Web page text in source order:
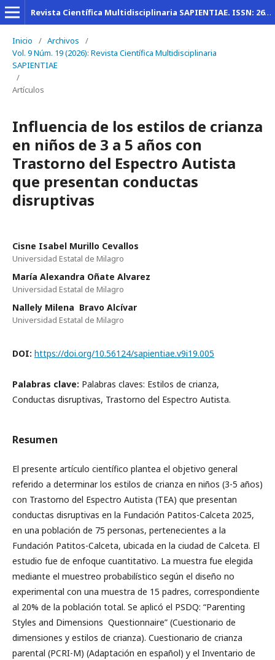
Revista Científica Multidisciplinaria SAPIENTIAE. ISSN: 2600-6030
Inicio / Archivos
/
Vol. 9 Núm. 19 (2026): Revista Científica Multidisciplinaria
SAPIENTIAE
/
Artículos
Influencia de los estilos de crianza
en niños de 3 a 5 años con
Trastorno del Espectro Autista
que presentan conductas
disruptivas
Cisne Isabel Murillo Cevallos
Universidad Estatal de Milagro
María Alexandra Oñate Alvarez
Universidad Estatal de Milagro
Nallely Milena Bravo Alcívar
Universidad Estatal de Milagro
DOI: https://doi.org/10.56124/sapientiae.v9i19.005
Palabras clave: Palabras claves: Estilos de crianza,
Conductas disruptivas, Trastorno del Espectro Autista.
Resumen
El presente artículo científico plantea el objetivo general
referido a determinar los estilos de crianza en niños (3-5 años)
con Trastorno del Espectro Autista (TEA) que presentan
conductas disruptivas en la Fundación Patitos-Calceta 2025,
en una población de 75 personas, pertenecientes a la
Fundación Patitos-Calceta, ubicada en la ciudad de Calceta. El
estudio fue de enfoque cuantitativo. La muestra fue elegida
mediante el muestreo probabilístico según el diseño no
experimental con una muestra de 15 padres, correspondiente
al 20% de la población total. Se aplicó el PSDQ: “Parenting
Styles and Dimensions Questionnaire” (Cuestionario de
dimensiones y estilos de crianza). Cuestionario de crianza
parental (PCRI-M) (Adaptación en español) y el Inventario de